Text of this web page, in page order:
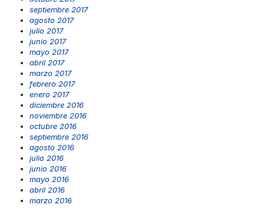
septiembre 2017
agosto 2017
julio 2017
junio 2017
mayo 2017
abril 2017
marzo 2017
febrero 2017
enero 2017
diciembre 2016
noviembre 2016
octubre 2016
septiembre 2016
agosto 2016
julio 2016
junio 2016
mayo 2016
abril 2016
marzo 2016